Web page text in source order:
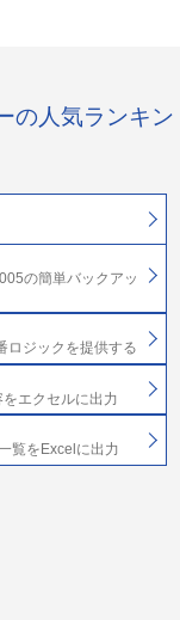
の人気ランキン
の簡単バックアッ
ロジックを提供する
エクセルに出力
覧をExcelに出力